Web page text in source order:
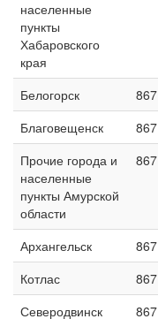
населенные
пункты
Хабаровского
края
Белогорск 867
Благовещенск
867
Прочие города и
населенные
пункты Амурской
области
867
Архангельск 867
Котлас
867
Северодвинск
867